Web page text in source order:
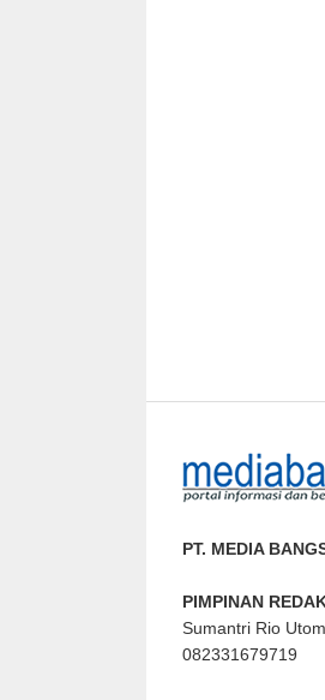
PT. MEDIA
PIMPINAN
Sumantri Rio
082331679719